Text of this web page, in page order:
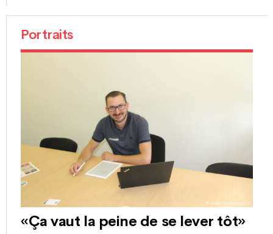
Portraits
«Ça vaut la peine de se lever tôt»